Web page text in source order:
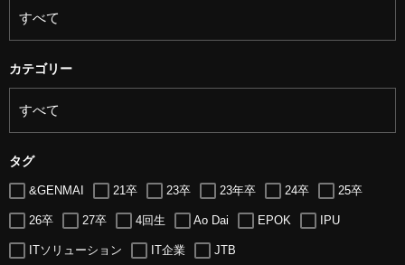
カテゴリー
タグ
&GENMAI 21卒 23卒 23年卒 24卒 25卒
26卒 27卒 4回生 Ao Dai EPOK IPU
ITソリューション IT企業 JTB